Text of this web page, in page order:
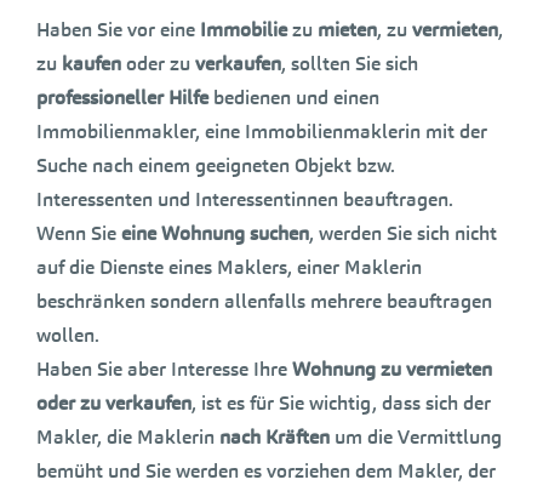
Haben Sie vor eine Immobiliezu mieten, zu vermieten,
zu kaufenoder zu verkaufen, sollten Sie sich
professioneller Hilfebedienen und einen
Immobilienmakler, eine Immobilienmaklerin mit der
Suche nach einem geeigneten Objekt bzw.
Interessenten und Interessentinnen beauftragen.
Wenn Sieeine Wohnung suchen, werden Sie sich nicht
auf die Dienste eines Maklers, einer Maklerin
beschränken sondern allenfalls mehrere beauftragen
wollen.
Haben Sie aber Interesse IhreWohnung zu vermieten
oder zu verkaufen, ist es für Sie wichtig, dass sich der
Makler, die Maklerin nach Kräften um die Vermittlung
bemüht und Sie werden es vorziehen dem Makler, der